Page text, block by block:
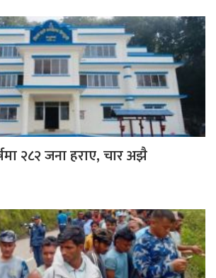
२८२ जना हराए, चार अझै